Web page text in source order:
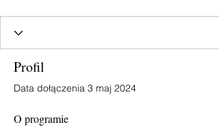
Profil
Data dołączenia 3 maj 2024
O programie